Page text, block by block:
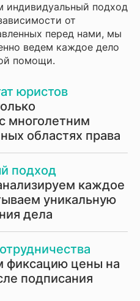
индивидуальный подход
от
перед нами, мы
ведем каждое дело
помощи.
юристов
многолетним
областях права
подход
каждое
уникальную
дела
фиксацию цены на
подписания